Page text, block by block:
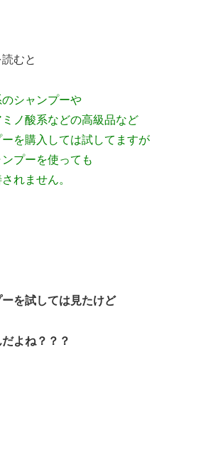
むと
シャンプーや
ノ酸系などの高級品など
を購入しては試してますが
プーを使っても
れません。
を試しては見たけど
よね？？？